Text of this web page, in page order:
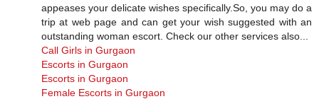
appeases your delicate wishes specifically.So, you may do a
trip at web page and can get your wish suggested with an
outstanding woman escort. Check our other services also...
Call Girls in Gurgaon
Escorts in Gurgaon
Escorts in Gurgaon
Female Escorts in Gurgaon